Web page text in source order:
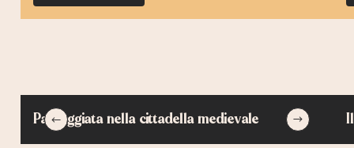
Passeggiata nella cittadella medievale